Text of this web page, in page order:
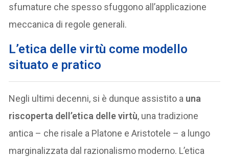
sfumature che spesso sfuggono all’applicazione
meccanica di regole generali.
L’etica delle virtù come modello
situato e pratico
Negli ultimi decenni, si è dunque assistito a una
riscoperta dell’etica delle virtù, una tradizione
antica – che risale a Platone e Aristotele – a lungo
marginalizzata dal razionalismo moderno. L’etica